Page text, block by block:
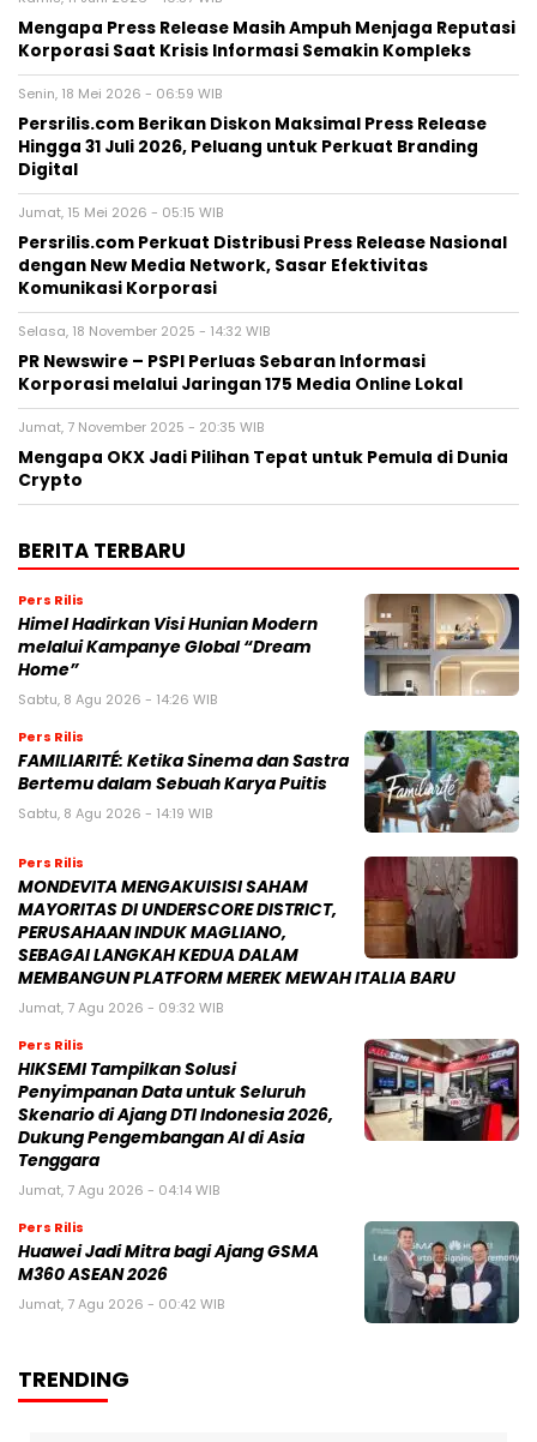
Mengapa Press Release Masih Ampuh Menjaga Reputasi
Korporasi Saat Krisis Informasi Semakin Kompleks
Senin, 18 Mei 2026 - 06:59 WIB
Persrilis.com Berikan Diskon Maksimal Press Release
Hingga 31 Juli 2026, Peluang untuk Perkuat Branding
Digital
Jumat, 15 Mei 2026 - 05:15 WIB
Persrilis.com Perkuat Distribusi Press Release Nasional
dengan New Media Network, Sasar Efektivitas
Komunikasi Korporasi
Selasa, 18 November 2025 - 14:32 WIB
PR Newswire – PSPI Perluas Sebaran Informasi
Korporasi melalui Jaringan 175 Media Online Lokal
Jumat, 7 November 2025 - 20:35 WIB
Mengapa OKX Jadi Pilihan Tepat untuk Pemula di Dunia
Crypto
BERITA TERBARU
Pers Rilis
Himel Hadirkan Visi Hunian Modern
melalui Kampanye Global “Dream
Home”
Sabtu, 8 Agu 2026 - 14:26 WIB
Pers Rilis
FAMILIARITÉ: Ketika Sinema dan Sastra
Bertemu dalam Sebuah Karya Puitis
Sabtu, 8 Agu 2026 - 14:19 WIB
Pers Rilis
MONDEVITA MENGAKUISISI SAHAM
MAYORITAS DI UNDERSCORE DISTRICT,
PERUSAHAAN INDUK MAGLIANO,
SEBAGAI LANGKAH KEDUA DALAM
MEMBANGUN PLATFORM MEREK MEWAH ITALIA BARU
Jumat, 7 Agu 2026 - 09:32 WIB
Pers Rilis
HIKSEMI Tampilkan Solusi
Penyimpanan Data untuk Seluruh
Skenario di Ajang DTI Indonesia 2026,
Dukung Pengembangan AI di Asia
Tenggara
Jumat, 7 Agu 2026 - 04:14 WIB
Pers Rilis
Huawei Jadi Mitra bagi Ajang GSMA
M360 ASEAN 2026
Jumat, 7 Agu 2026 - 00:42 WIB
TRENDING